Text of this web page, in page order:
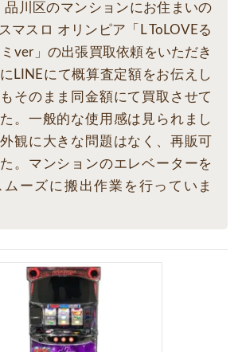
品川区のマンションにお住まいの
マスロ オリンピア「L ToLOVEる
ver」の出張買取依頼をいただき
LINEにて概算査定額をお伝えし
そのまま同金額にて買取させて
。一般的な使用感は見られまし
観に大きな問題はなく、再販可
。マンションのエレベーターを
ーズに搬出作業を行っていま